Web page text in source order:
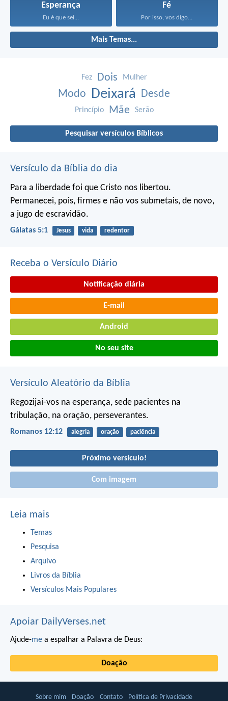
Esperança
Eu é que sei...
Fé
Por isso, vos digo...
Mais Temas...
Fez Dois Mulher
Modo Deixará Desde
Princípio Mãe Serão
Pesquisar versículos Bíblicos
Versículo da Bíblia do dia
Para a liberdade foi que Cristo nos libertou.
Permanecei, pois, firmes e não vos submetais, de novo,
a jugo de escravidão.
Gálatas 5:1 Jesus vida redentor
Receba o Versículo Diário
Notificação diária
E-mail
Android
No seu site
Versículo Aleatório da Bíblia
Regozijai-vos na esperança, sede pacientes na
tribulação, na oração, perseverantes.
Romanos 12:12 alegria oração paciência
Próximo versículo!
Com imagem
Leia mais
Temas
Pesquisa
Arquivo
Livros da Bíblia
Versículos Mais Populares
Apoiar DailyVerses.net
Ajude-me a espalhar a Palavra de Deus:
Doação
Sobre mim Doação Contato Política de Privacidade